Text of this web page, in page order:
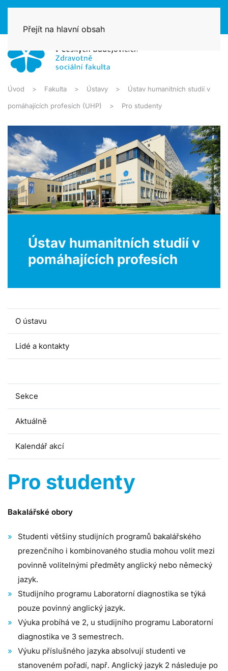
Přejít na hlavní obsah
Úvod Fakulta Ústavy Ústav humanitních studií v
pomáhajících profesích (UHP) Pro studenty
Ústav humanitních studií v
pomáhajících profesích
O ústavu
Lidé a kontakty
Sekce
Aktuálně
Kalendář akcí
Pro studenty
Bakalářské obory
Studenti většiny studijních programů bakalářského
prezenčního i kombinovaného studia mohou volit mezi
povinně volitelnými předměty anglický nebo německý
jazyk.
Studijního programu Laboratorní diagnostika se týká
pouze povinný anglický jazyk.
Výuka probíhá ve 2, u studijního programu Laboratorní
diagnostika ve 3 semestrech.
Výuku příslušného jazyka absolvují studenti ve
stanoveném pořadí, např. Anglický jazyk 2 následuje po